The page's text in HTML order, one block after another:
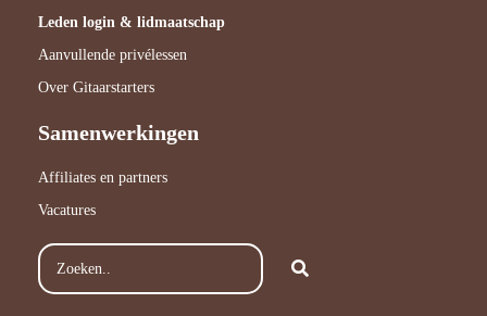
Leden login & lidmaatschap
Aanvullende privélessen
Over Gitaarstarters
Samenwerkingen
Affiliates en partners
Vacatures